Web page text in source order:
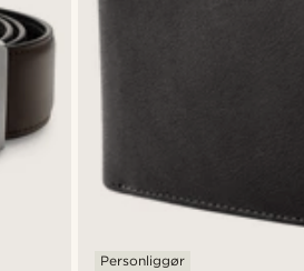
Personliggør